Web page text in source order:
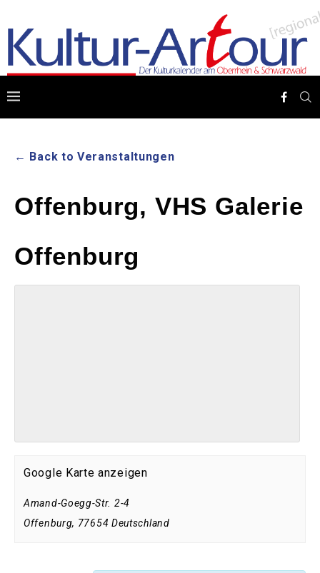
← Back to Veranstaltungen
Offenburg, VHS Galerie
Offenburg
Google Karte anzeigen
Amand-Goegg-Str. 2-4
Offenburg, 77654 Deutschland